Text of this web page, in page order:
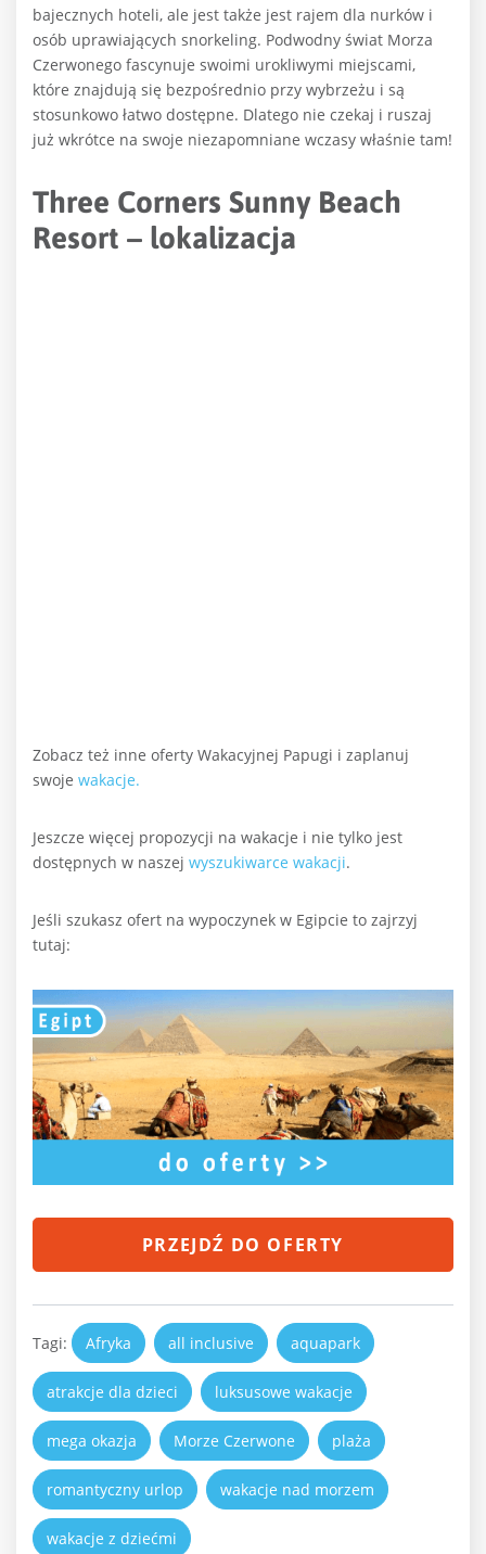
bajecznych hoteli, ale jest także jest rajem dla nurków i
osób uprawiających snorkeling. Podwodny świat Morza
Czerwonego fascynuje swoimi urokliwymi miejscami,
które znajdują się bezpośrednio przy wybrzeżu i są
stosunkowo łatwo dostępne. Dlatego nie czekaj i ruszaj
już wkrótce na swoje niezapomniane wczasy właśnie tam!
Three Corners Sunny Beach
Resort – lokalizacja
Zobacz też inne oferty Wakacyjnej Papugi i zaplanuj
swoje wakacje.
Jeszcze więcej propozycji na wakacje i nie tylko jest
dostępnych w naszej wyszukiwarce wakacji.
Jeśli szukasz ofert na wypoczynek w Egipcie to zajrzyj
tutaj:
PRZEJDŹ DO OFERTY
Tagi: Afryka all inclusive aquapark
atrakcje dla dzieci luksusowe wakacje
mega okazja Morze Czerwone plaża
romantyczny urlop wakacje nad morzem
wakacje z dziećmi